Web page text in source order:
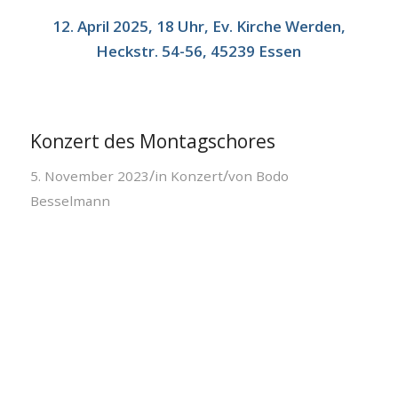
12. April 2025, 18 Uhr, Ev. Kirche Werden,
Heckstr. 54-56, 45239 Essen
Konzert des Montagschores
5. November 2023/in Konzert/von Bodo
Besselmann